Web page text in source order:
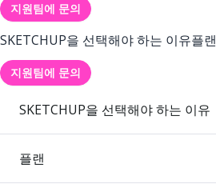
지원팀에 문의
SKETCHUP을 선택해야 하는 이유플랜
지원팀에 문의
SKETCHUP을 선택해야 하는 이유
플랜